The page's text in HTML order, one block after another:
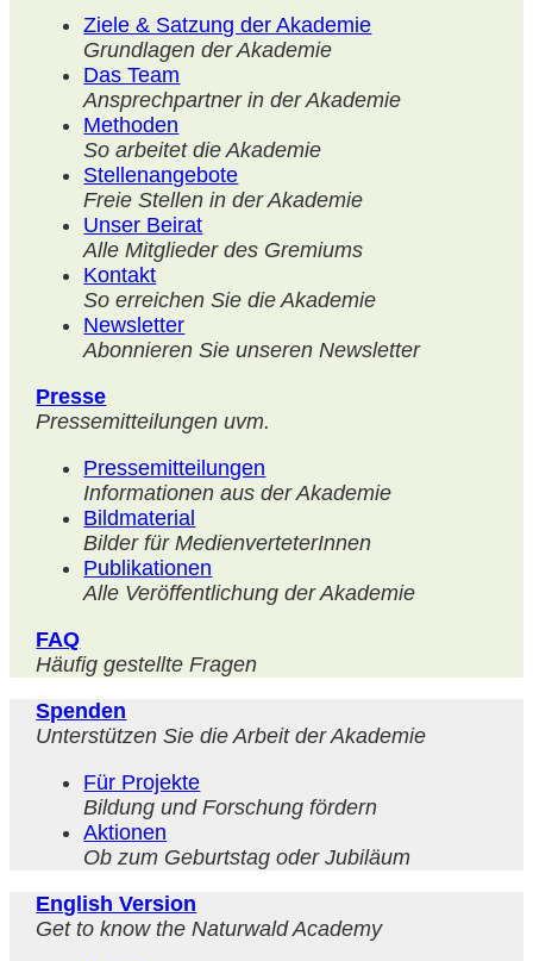
Ziele & Satzung der Akademie
Grundlagen der Akademie
Das Team
Ansprechpartner in der Akademie
Methoden
So arbeitet die Akademie
Stellenangebote
Freie Stellen in der Akademie
Unser Beirat
Alle Mitglieder des Gremiums
Kontakt
So erreichen Sie die Akademie
Newsletter
Abonnieren Sie unseren Newsletter
Presse
Pressemitteilungen uvm.
Pressemitteilungen
Informationen aus der Akademie
Bildmaterial
Bilder für MedienverteterInnen
Publikationen
Alle Veröffentlichung der Akademie
FAQ
Häufig gestellte Fragen
Spenden
Unterstützen Sie die Arbeit der Akademie
Für Projekte
Bildung und Forschung fördern
Aktionen
Ob zum Geburtstag oder Jubiläum
English Version
Get to know the Naturwald Academy